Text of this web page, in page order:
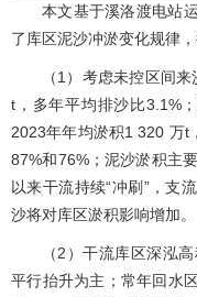
本文基于溪洛渡电站
了库区泥沙冲淤变化规律
（1）考虑未控区间
t，多年平均排沙比3.1%
2023年年均淤积1 320 万t
87%和76%；泥沙淤积主
以来干流持续“冲刷”，支
沙将对库区淤积影响增加。
（2）干流库区深泓
平行抬升为主；常年回水